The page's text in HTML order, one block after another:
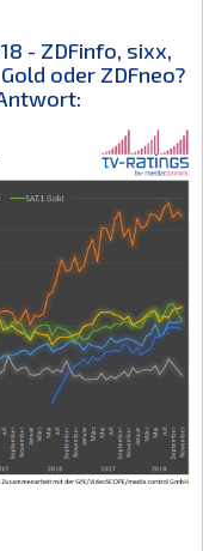
- ZDFinfo, sixx,
oder ZDFneo?